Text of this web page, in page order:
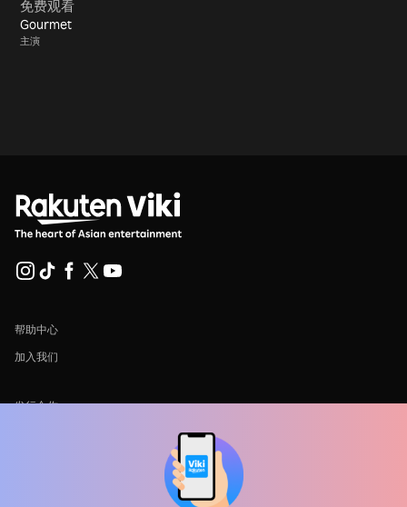
免费观看
Gourmet
主演
帮助中心
加入我们
发行合作